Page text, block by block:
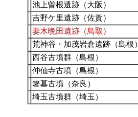
池上曽根遺跡（大阪）
吉野ケ里遺跡（佐賀）
妻木晩田遺跡（鳥取）
荒神谷・加茂岩倉遺跡（島根）
西谷古墳群（島根）
仲仙寺古墳（島根）
箸墓古墳（奈良）
埼玉古墳群（埼玉）